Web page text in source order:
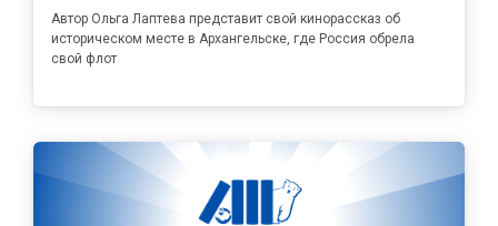
Автор Ольга Лаптева представит свой кинорассказ об
историческом месте в Архангельске, где Россия обрела
свой флот